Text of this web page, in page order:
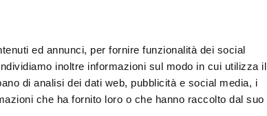
ed annunci, per fornire funzionalità dei social
inoltre informazioni sul modo in cui utilizza il
di analisi dei dati web, pubblicità e social media, i
che ha fornito loro o che hanno raccolto dal suo